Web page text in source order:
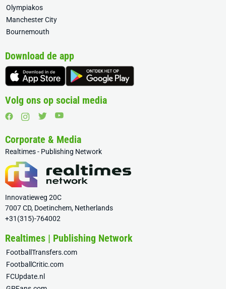
Olympiakos
Manchester City
Bournemouth
Download de app
Volg ons op social media
Corporate & Media
Realtimes - Publishing Network
Innovatieweg 20C
7007 CD, Doetinchem, Netherlands
+31(315)-764002
Realtimes | Publishing Network
FootballTransfers.com
FootballCritic.com
FCUpdate.nl